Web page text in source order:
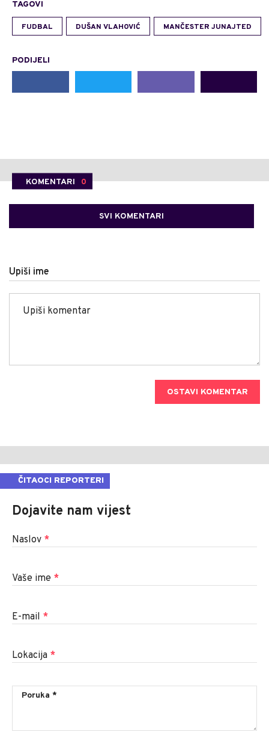
TAGOVI
FUDBAL DUŠAN VLAHOVIĆ MANČESTER JUNAJTED
PODIJELI
KOMENTARI 0
SVI KOMENTARI
Upiši ime
OSTAVI KOMENTAR
ČITAOCI REPORTERI
Dojavite nam vijest
Naslov *
Vaše ime *
E-mail *
Lokacija *